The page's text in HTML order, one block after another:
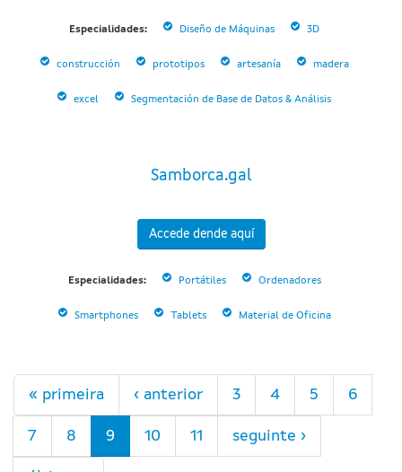
Especialidades: Diseño de Máquinas 3D
construcción prototipos artesanía madera
excel Segmentación de Base de Datos & Análisis
Samborca.gal
Accede dende aquí
Especialidades: Portátiles Ordenadores
Smartphones Tablets Material de Oficina
Páxinas
« primeira ‹ anterior 3 4 5 6
7 8 9 10 11 seguinte ›